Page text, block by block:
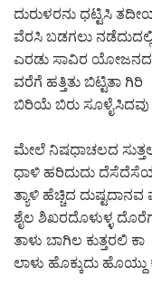
ದುರುಳರನು ಧಟ್ಟಿಸಿ
ವೆರಸಿ ಬಡಗಲು
ಎರಡು ಸಾವಿರ ಯೋಜನದ
ವರೆಗೆ ಹತ್ತಿತು ಬಿಟ್ಟಿತಾ ಗಿರಿ
ಬಿರಿಯೆ ಬಿರು ಸೂಳೈಸಿದವು
ಮೇಲೆ ನಿಷಧಾಚಲದ
ಧಾಳಿ ಹರಿದುದು
ತ್ಯಾಳಿ ಹೆಚ್ಚಿದ
ಶೈಲ ಶಿಖರದೊಳುಳ್ಳ
ತಾಳು ಬಾಗಿಲ ಕುತ್ತರಲಿ ಕಾ
ಲಾಳು ಹೊಕ್ಕುದು